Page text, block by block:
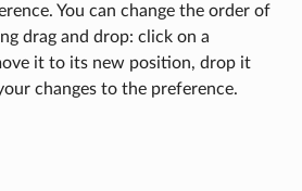
You can change the order of
drag and drop: click on a
it to its new position, drop it
changes to the preference.